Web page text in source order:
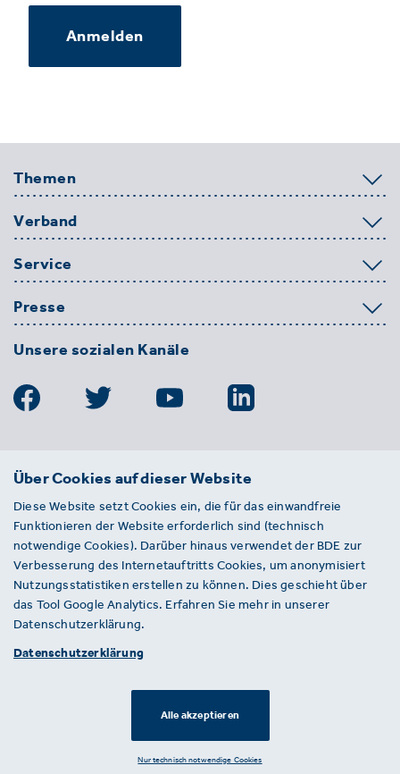
Anmelden
Themen
Verband
Service
Presse
Unsere sozialen Kanäle
BDE
Entsorgungs-, Wasser- und
Kreislaufwirtschaft e. V.
Von-der-Heydt-Straße 2
D 10785 Berlin
Sie haben einen Fehler auf unserer Website
gefunden? Ihnen ist ein defekter Link
aufgefallen? Wir freuen uns über Ihren
Über Cookies auf dieser Website
Diese Website setzt Cookies ein, die für das einwandfreie
Funktionieren der Website erforderlich sind (technisch
notwendige Cookies). Darüber hinaus verwendet der BDE zur
Verbesserung des Internetauftritts Cookies, um anonymisiert
Nutzungsstatistiken erstellen zu können. Dies geschieht über
das Tool Google Analytics. Erfahren Sie mehr in unserer
Datenschutzerklärung.
Datenschutzerklärung
Alle akzeptieren
Nur technisch notwendige Cookies